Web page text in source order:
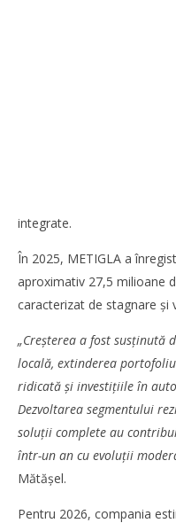
integrate.
În 2025, METIGLA a
aproximativ 27,5 milioane
caracterizat de stagnare și
„Creșterea a fost susținută
locală, extinderea
ridicată și investițiile în
Dezvoltarea segmentului
soluții complete au
într-un an cu evoluții
Mătășel.
Pentru 2026, compania